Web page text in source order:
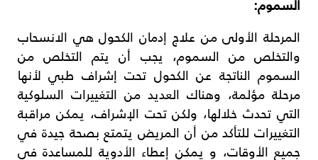
المرحلة الأولى من علاج إدمان الكحول هي الانسحاب
والتخلص من السموم، يجب أن يتم التخلص من
السموم الناتجة عن الكحول تحت إشراف طبي لأنها
مرحلة مؤلمة، وهناك العديد من التغييرات السلوكية
التي تحدث خلالها، ولكن تحت الإشراف، يمكن مراقبة
التغييرات للتأكد من أن المريض يتمتع بصحة جيدة في
جميع الأوقات، و يمكن إعطاء الأدوية للمساعدة في